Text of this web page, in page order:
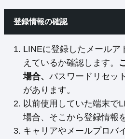
登録情報の確認
LINEに登録したメールア
えているか確認します。
場合、 パスワードリセッ
があります。
以前使用していた端末で
場合、そこから登録情報
キャリアやメールプロバ